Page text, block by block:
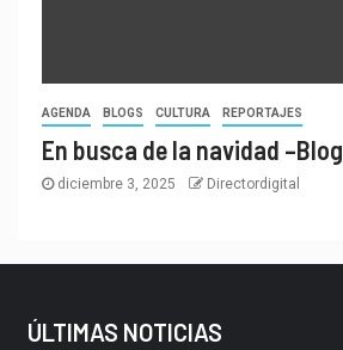
AGENDA BLOGS CULTURA REPORTAJES
En busca de la navidad –Blog
diciembre 3, 2025 Directordigital
ÚLTIMAS NOTICIAS